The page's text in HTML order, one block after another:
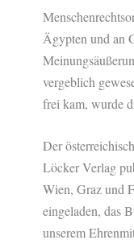
Ägypten und an
vergeblich
frei kam, wurde
Der
Löcker Verlag
Wien, Graz und
eingeladen, das
unserem